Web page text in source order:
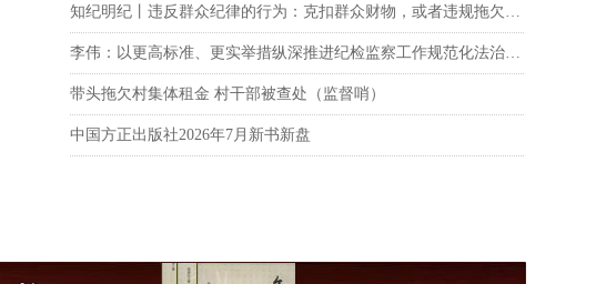
知纪明纪丨违反群众纪律的行为：克扣群众财物，或者违规拖欠群众钱款
李伟：以更高标准、更实举措纵深推进纪检监察工作规范化法治化正规化建设
带头拖欠村集体租金 村干部被查处（监督哨）
中国方正出版社2026年7月新书新盘